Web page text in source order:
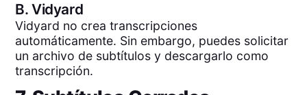
B.Vidyard
Vidyard no crea transcripciones
automáticamente. Sin embargo, puedes solicitar
un archivo de subtítulos y descargarlo como
transcripción.